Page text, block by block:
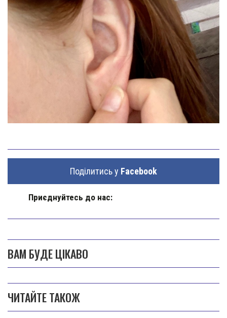
Поділитись у Facebook
Приєднуйтесь до нас:
ВАМ БУДЕ ЦІКАВО
ЧИТАЙТЕ ТАКОЖ